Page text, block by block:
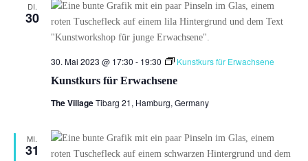
DI.
30
Kunstkurs für Erwachsene
30. Mai 2023 @ 17:30 - 19:30 Kunstkurs für Erwachsene
The VillageTibarg 21, Hamburg, Germany
MI.
31